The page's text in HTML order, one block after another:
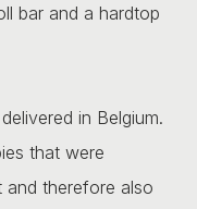
bar and a hardtop
in Belgium.
that were
and therefore also